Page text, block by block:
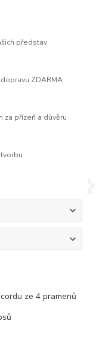
představ
ZDARMA
za přízeň a důvěru
ze 4 pramenů